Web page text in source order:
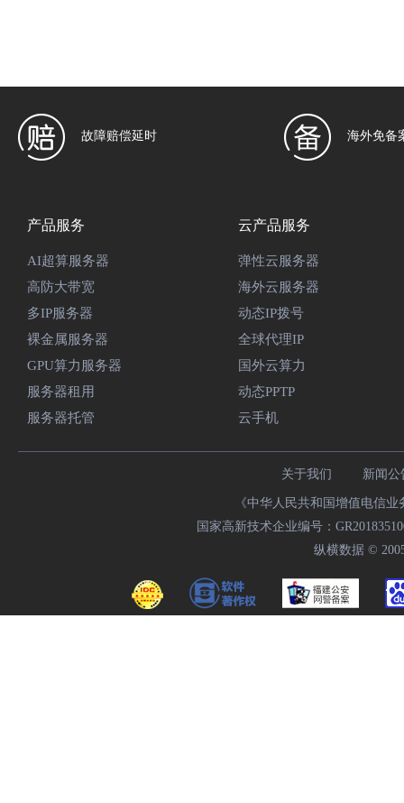
故障赔偿延时 海外免备
产品服务
AI超算服务器
高防大带宽
多IP服务器
裸金属服务器
GPU算力服务器
服务器租用
服务器托管
云产品服务
弹性云服务器
海外云服务器
动态IP拨号
全球代理IP
国外云算力
动态PPTP
云手机
关于我们 新闻公
《中华人民共和国增值电信
国家高新技术企业编号：
纵横数据 ©